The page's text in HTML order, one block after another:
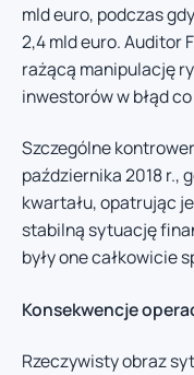
mld euro, podczas
2,4 mld euro. Auditor
rażącą manipulację
inwestorów w błąd
Szczególne
października 2018 r.,
kwartału, opatrując
stabilną sytuację
były one całkowicie
Konsekwencje
Rzeczywisty obraz